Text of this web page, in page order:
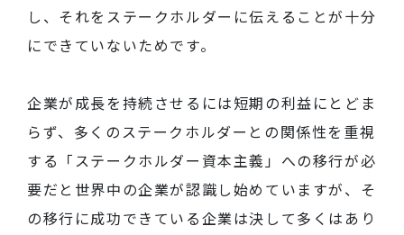
し、それをステークホルダーに伝えることが十分
にできていないためです。
企業が成長を持続させるには短期の利益にとどま
らず、多くのステークホルダーとの関係性を重視
する「ステークホルダー資本主義」への移行が必
要だと世界中の企業が認識し始めていますが、そ
の移行に成功できている企業は決して多くはあり